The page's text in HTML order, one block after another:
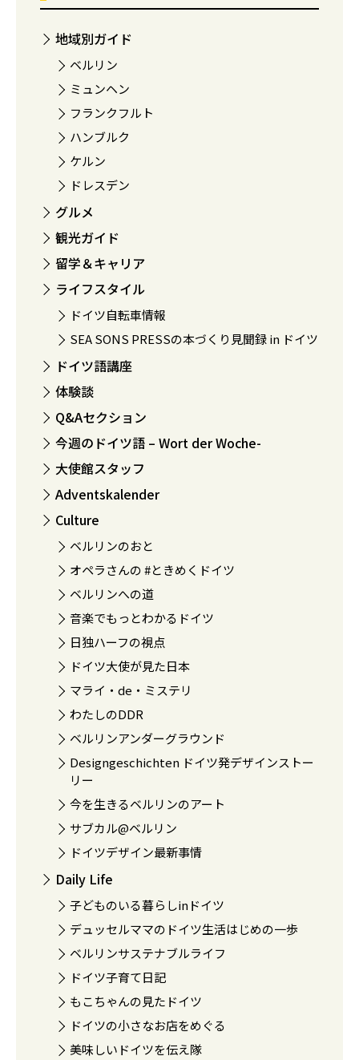
地域別ガイド
ベルリン
ミュンヘン
フランクフルト
ハンブルク
ケルン
ドレスデン
グルメ
観光ガイド
留学＆キャリア
ライフスタイル
ドイツ自転車情報
SEA SONS PRESSの本づくり見聞録 in ドイツ
ドイツ語講座
体験談
Q&Aセクション
今週のドイツ語 – Wort der Woche-
大使館スタッフ
Adventskalender
Culture
ベルリンのおと
オペラさんの #ときめくドイツ
ベルリンへの道
音楽でもっとわかるドイツ
日独ハーフの視点
ドイツ大使が見た日本
マライ・de・ミステリ
わたしのDDR
ベルリンアンダーグラウンド
Designgeschichten ドイツ発デザインストー
リー
今を生きるベルリンのアート
サブカル@ベルリン
ドイツデザイン最新事情
Daily Life
子どものいる暮らしinドイツ
デュッセルママのドイツ生活はじめの一歩
ベルリンサステナブルライフ
ドイツ子育て日記
もこちゃんの見たドイツ
ドイツの小さなお店をめぐる
美味しいドイツを伝え隊